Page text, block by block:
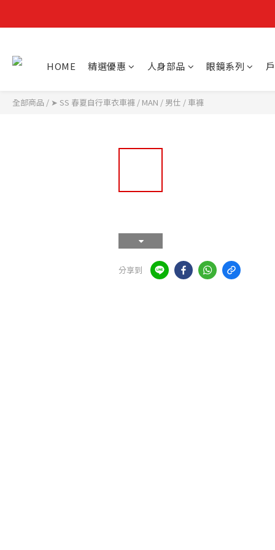
HOME 精選優惠 人身部品 眼鏡系列
全部商品 / ➤ SS 春夏自行車衣車褲 / MAN / 男仕 /車褲
分享到